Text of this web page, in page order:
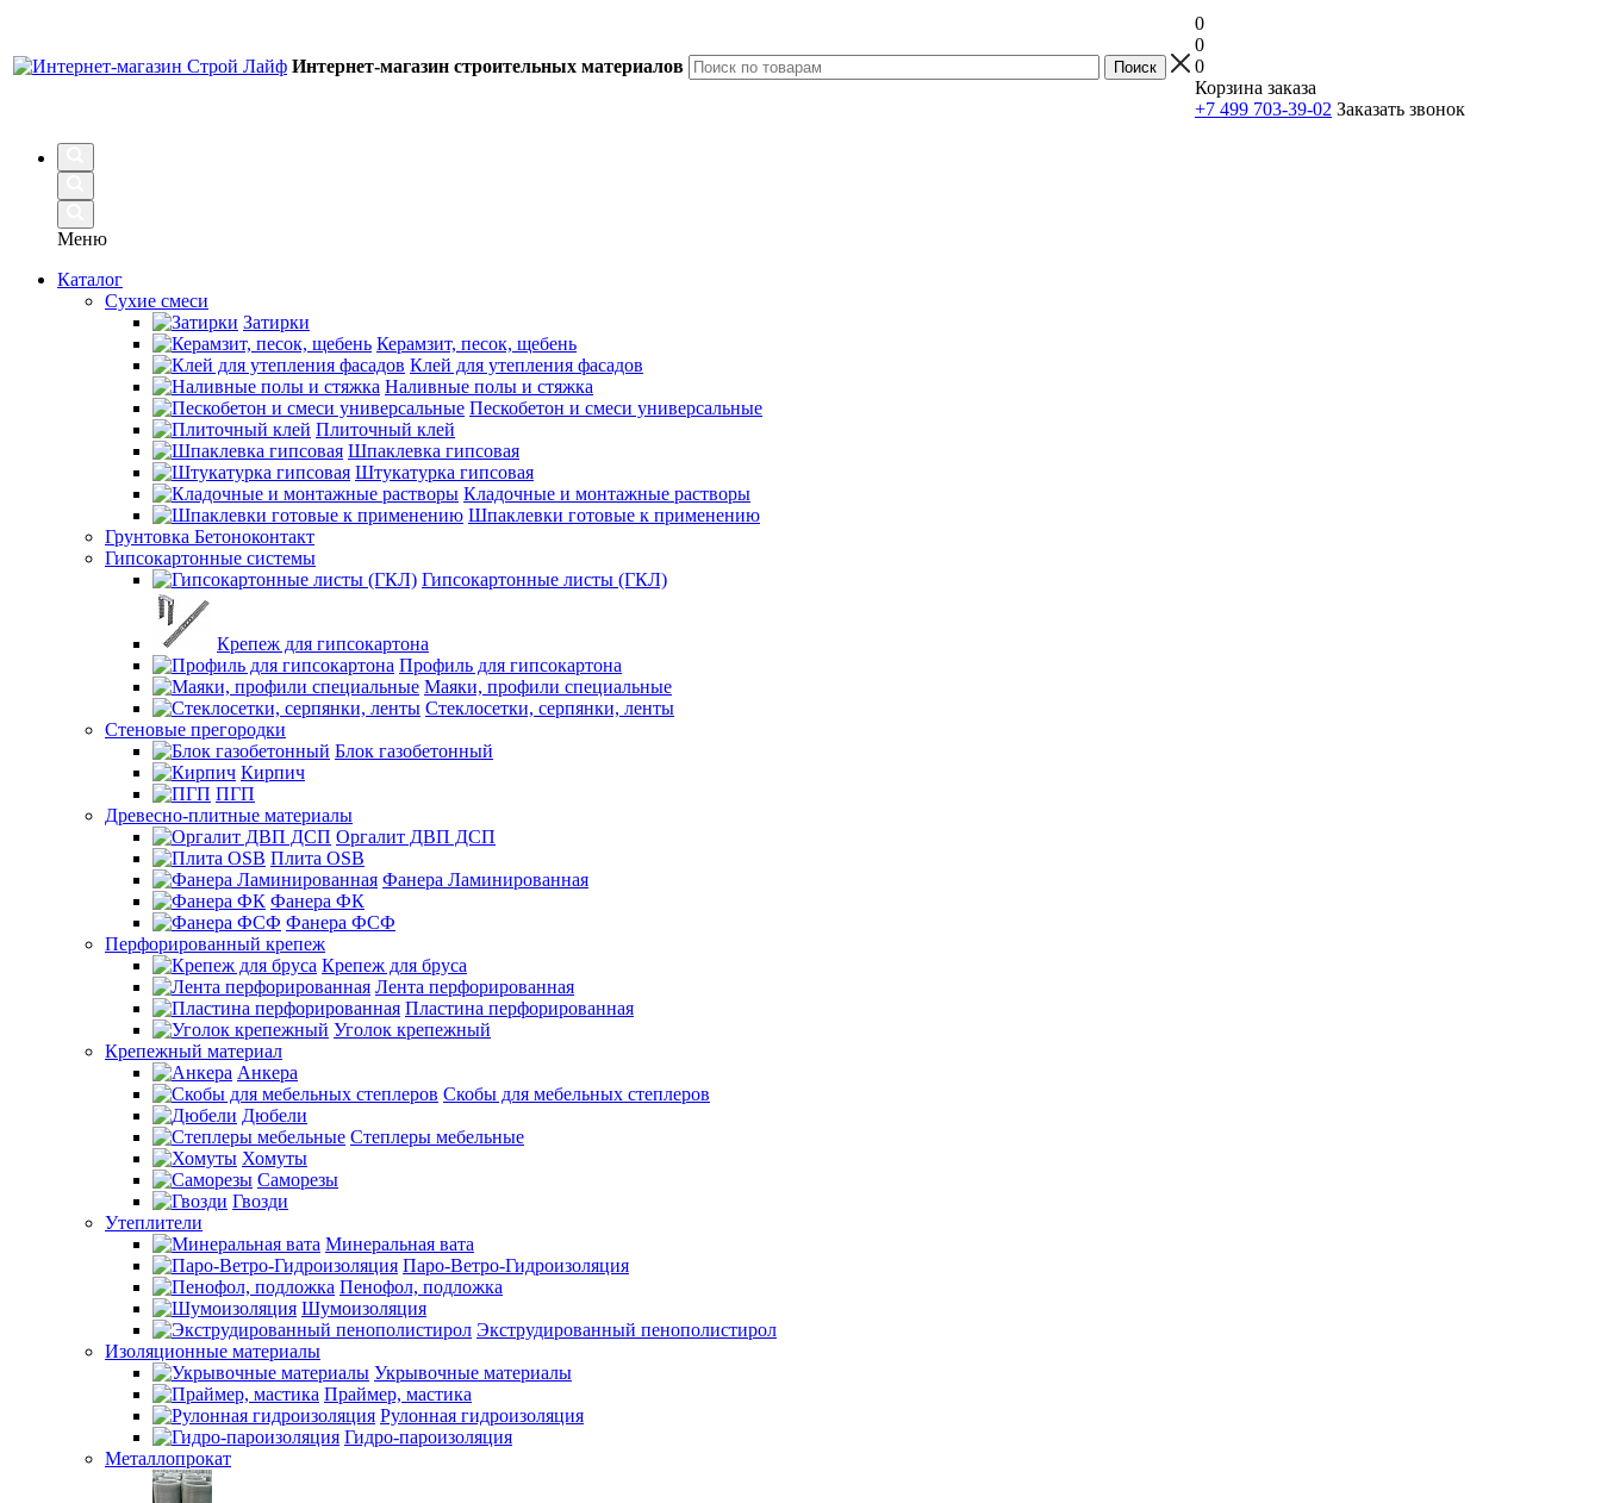
Интернет-магазин строительных материалов
0
0
0
Корзина заказа
+7 499 703-39-02 Заказать звонок
Меню
Каталог
Сухие смеси
Затирки
Керамзит, песок, щебень
Клей для утепления фасадов
Наливные полы и стяжка
Пескобетон и смеси универсальные
Плиточный клей
Шпаклевка гипсовая
Штукатурка гипсовая
Кладочные и монтажные растворы
Шпаклевки готовые к применению
Грунтовка Бетоноконтакт
Гипсокартонные системы
Гипсокартонные листы (ГКЛ)
Крепеж для гипсокартона
Профиль для гипсокартона
Маяки, профили специальные
Стеклосетки, серпянки, ленты
Стеновые прегородки
Блок газобетонный
Кирпич
ПГП
Древесно-плитные материалы
Оргалит ДВП ДСП
Плита OSB
Фанера Ламинированная
Фанера ФК
Фанера ФСФ
Перфорированный крепеж
Крепеж для бруса
Лента перфорированная
Пластина перфорированная
Уголок крепежный
Крепежный материал
Анкера
Скобы для мебельных степлеров
Дюбели
Степлеры мебельные
Хомуты
Саморезы
Гвозди
Утеплители
Минеральная вата
Паро-Ветро-Гидроизоляция
Пенофол, подложка
Шумоизоляция
Экструдированный пенополистирол
Изоляционные материалы
Укрывочные материалы
Праймер, мастика
Рулонная гидроизоляция
Гидро-пароизоляция
Металлопрокат